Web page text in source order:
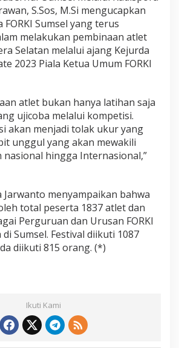
S.Sos, M.Si mengucapkan
Sumsel yang terus
melakukan pembinaan atlet
Selatan melalui ajang Kejurda
2023 Piala Ketua Umum FORKI
atlet bukan hanya latihan saja
ujicoba melalui kompetisi.
akan menjadi tolak ukur yang
unggul yang akan mewakili
nasional hingga Internasional,”
Jarwanto menyampaikan bahwa
total peserta 1837 atlet dan
Perguruan dan Urusan FORKI
Sumsel. Festival diikuti 1087
diikuti 815 orang. (*)
Ikuti Kami